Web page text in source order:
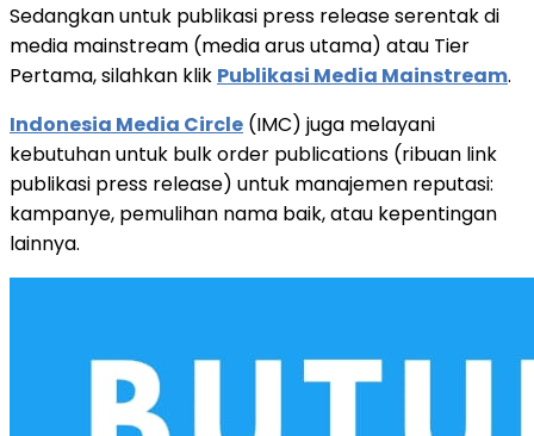
Sedangkan untuk publikasi press release serentak di
media mainstream (media arus utama) atau Tier
Pertama, silahkan klik Publikasi Media Mainstream.
Indonesia Media Circle (IMC) juga melayani
kebutuhan untuk bulk order publications (ribuan link
publikasi press release) untuk manajemen reputasi:
kampanye, pemulihan nama baik, atau kepentingan
lainnya.